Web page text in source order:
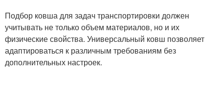
Подбор ковша для задач транспортировки должен
учитывать не только объем материалов, но и их
физические свойства. Универсальный ковш позволяет
адаптироваться к различным требованиям без
дополнительных настроек.